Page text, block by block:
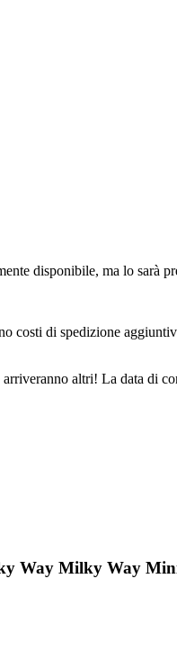
disponibile, ma lo sarà
costi di spedizione
altri! La data di
Way Milky Way